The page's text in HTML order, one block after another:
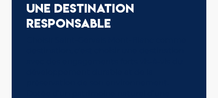
Une destination
responsable